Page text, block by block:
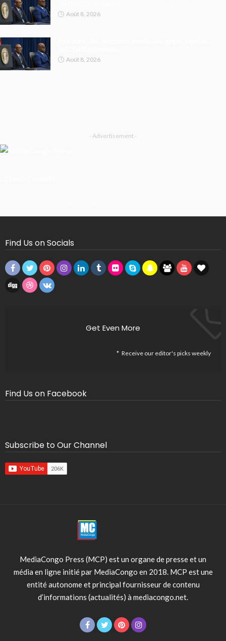
Août 8, 2026
Août 8, 2026
- Advertisement -
Find Us on Socials
Get Even More
Receive our editor's picks weekly
Find Us on Facebook
Subscribe to Our Channel
MediaCongo Press (MCP) est un organe de presse et un
média en ligne initié par MediaCongo en 2018. MCP est une
entité autonome et principal fournisseur de contenu
d’informations (actualités) à mediacongo.net.